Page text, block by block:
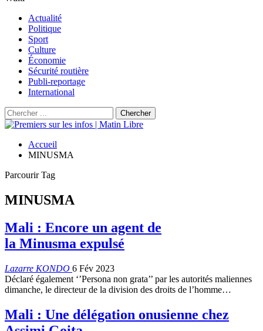
Actualité
Politique
Sport
Culture
Économie
Sécurité routière
Publi-reportage
International
Accueil
MINUSMA
Parcourir Tag
MINUSMA
Mali : Encore un agent de
la Minusma expulsé
Lazarre KONDO 6 Fév 2023
Déclaré également ‘’Persona non grata’’ par les autorités maliennes
dimanche, le directeur de la division des droits de l’homme…
Mali : Une délégation onusienne chez